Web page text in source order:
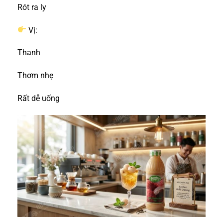
Rót ra ly
Vị:
Thanh
Thơm nhẹ
Rất dễ uống